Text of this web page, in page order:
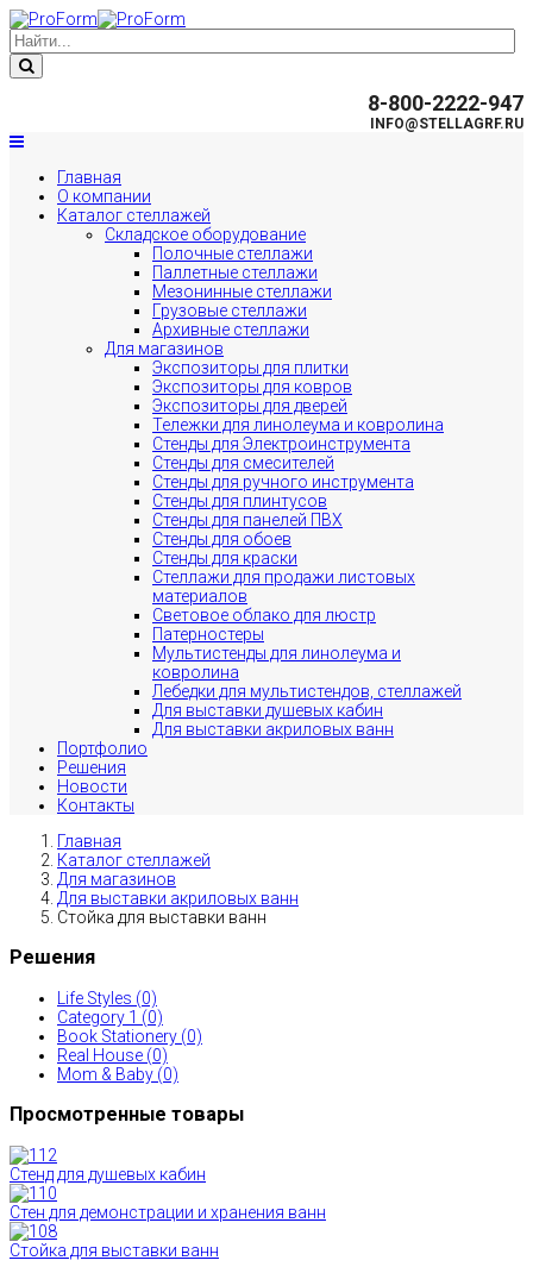
8-800-2222-947
INFO@STELLAGRF.RU
Главная
О компании
Каталог стеллажей
Складское оборудование
Полочные стеллажи
Паллетные стеллажи
Мезонинные стеллажи
Грузовые стеллажи
Архивные стеллажи
Для магазинов
Экспозиторы для плитки
Экспозиторы для ковров
Экспозиторы для дверей
Тележки для линолеума и ковролина
Стенды для Электроинструмента
Стенды для смесителей
Стенды для ручного инструмента
Стенды для плинтусов
Стенды для панелей ПВХ
Стенды для обоев
Стенды для краски
Стеллажи для продажи листовых
материалов
Световое облако для люстр
Патерностеры
Мультистенды для линолеума и
ковролина
Лебедки для мультистендов, стеллажей
Для выставки душевых кабин
Для выставки акриловых ванн
Портфолио
Решения
Новости
Контакты
Главная
Каталог стеллажей
Для магазинов
Для выставки акриловых ванн
Стойка для выставки ванн
Решения
Life Styles (0)
Category 1 (0)
Book Stationery (0)
Real House (0)
Mom & Baby (0)
Просмотренные товары
Стенд для душевых кабин
Стен для демонстрации и хранения ванн
Стойка для выставки ванн